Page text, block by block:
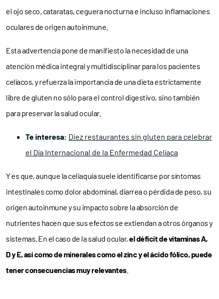
el ojo seco, cataratas, ceguera nocturna e incluso inflamaciones
oculares de origen autoinmune.
Esta advertencia pone de manifiesto la necesidad de una
atención médica integral y multidisciplinar para los pacientes
celíacos, y refuerza la importancia de una dieta estrictamente
libre de gluten no sólo para el control digestivo, sino también
para preservar la salud ocular.
Te interesa: Diez restaurantes sin gluten para celebrar
el Día Internacional de la Enfermedad Celíaca
Y es que, aunque la celiaquía suele identificarse por síntomas
intestinales como dolor abdominal, diarrea o pérdida de peso, su
origen autoinmune y su impacto sobre la absorción de
nutrientes hacen que sus efectos se extiendan a otros órganos y
sistemas. En el caso de la salud ocular,el déficit de vitaminas A,
D y E, así como de minerales como el zinc y el ácido fólico, puede
tener consecuencias muy relevantes.